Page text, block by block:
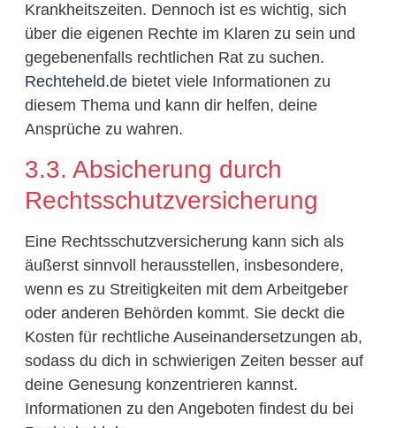
Krankheitszeiten. Dennoch ist es wichtig, sich
über die eigenen Rechte im Klaren zu sein und
gegebenenfalls rechtlichen Rat zu suchen.
Rechteheld.debietet viele Informationen zu
diesem Thema und kann dir helfen, deine
Ansprüche zu wahren.
3.3. Absicherung durch
Rechtsschutzversicherung
Eine Rechtsschutzversicherung kann sich als
äußerst sinnvoll herausstellen, insbesondere,
wenn es zu Streitigkeiten mit dem Arbeitgeber
oder anderen Behörden kommt. Sie deckt die
Kosten für rechtliche Auseinandersetzungen ab,
sodass du dich in schwierigen Zeiten besser auf
deine Genesung konzentrieren kannst.
Informationen zu den Angeboten findest du bei